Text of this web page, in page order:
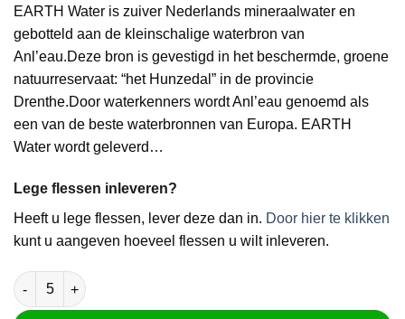
EARTH Water is zuiver Nederlands mineraalwater en
gebotteld aan de kleinschalige waterbron van
Anl’eau.Deze bron is gevestigd in het beschermde, groene
natuurreservaat: “het Hunzedal” in de provincie
Drenthe.Door waterkenners wordt Anl’eau genoemd als
een van de beste waterbronnen van Europa. EARTH
Water wordt geleverd…
Lege flessen inleveren?
Heeft u lege flessen, lever deze dan in. Door hier te klikken
kunt u aangeven hoeveel flessen u wilt inleveren.
EARTH Water 18,9 liter aantal